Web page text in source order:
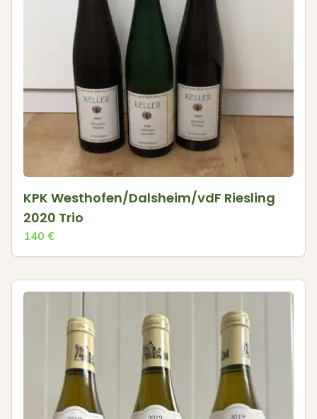
KPK Westhofen/Dalsheim/vdF Riesling
2020 Trio
140 €